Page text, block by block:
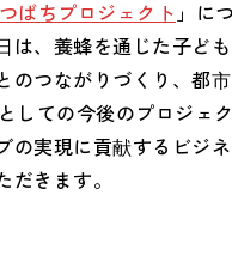
ばちプロジェクト 」に
は、養蜂を通じた子ど
のつながりづくり、都
しての今後のプロジェ
の実現に貢献するビジ
だきます。